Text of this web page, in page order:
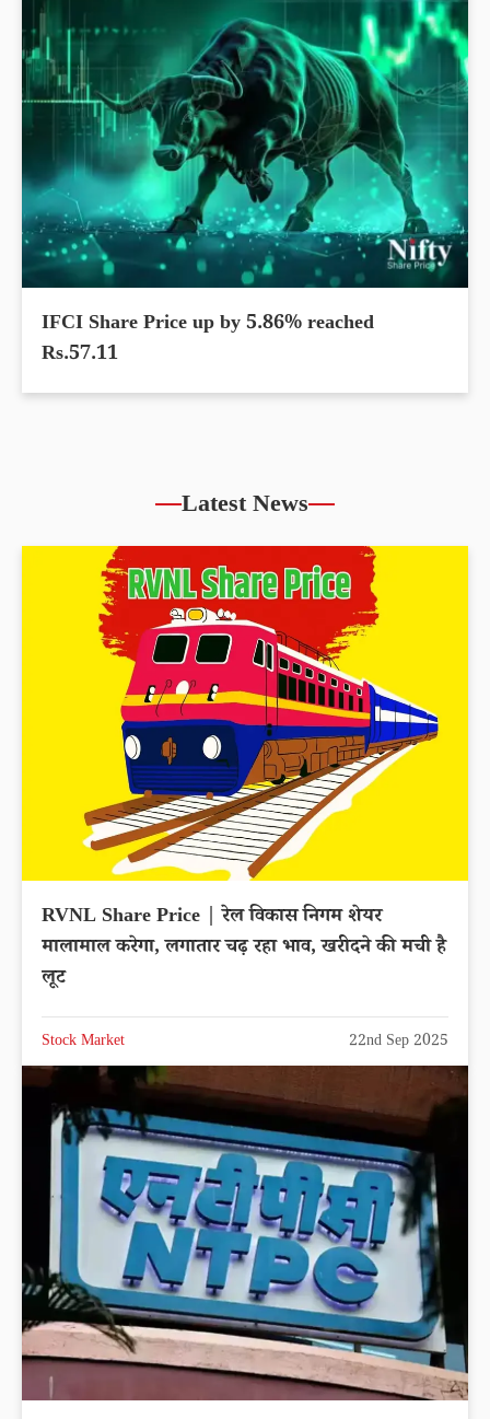
IFCI Share Price up by 5.86% reached
Rs.57.11
Latest News
RVNL Share Price | रेल विकास निगम शेयर
मालामाल करेगा, लगातार चढ़ रहा भाव, खरीदने की मची है
लूट
Stock Market 22nd Sep 2025